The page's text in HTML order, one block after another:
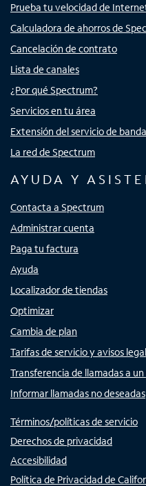
Prueba tu velocidad de
Calculadora de ahorros de
Cancelación de contrato
Lista de canales
¿Por qué Spectrum?
Servicios en tu área
Extensión del servicio de
La red de Spectrum
AYUDA Y
Contacta a Spectrum
Administrar cuenta
Paga tu factura
Ayuda
Localizador de tiendas
Optimizar
Cambia de plan
Tarifas de servicio y avisos
Transferencia de llamadas a
Informar llamadas no deseadas
Términos/políticas de servicio
Derechos de privacidad
Accesibilidad
Política de Privacidad de